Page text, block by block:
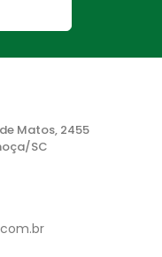
Matos, 2455
SC